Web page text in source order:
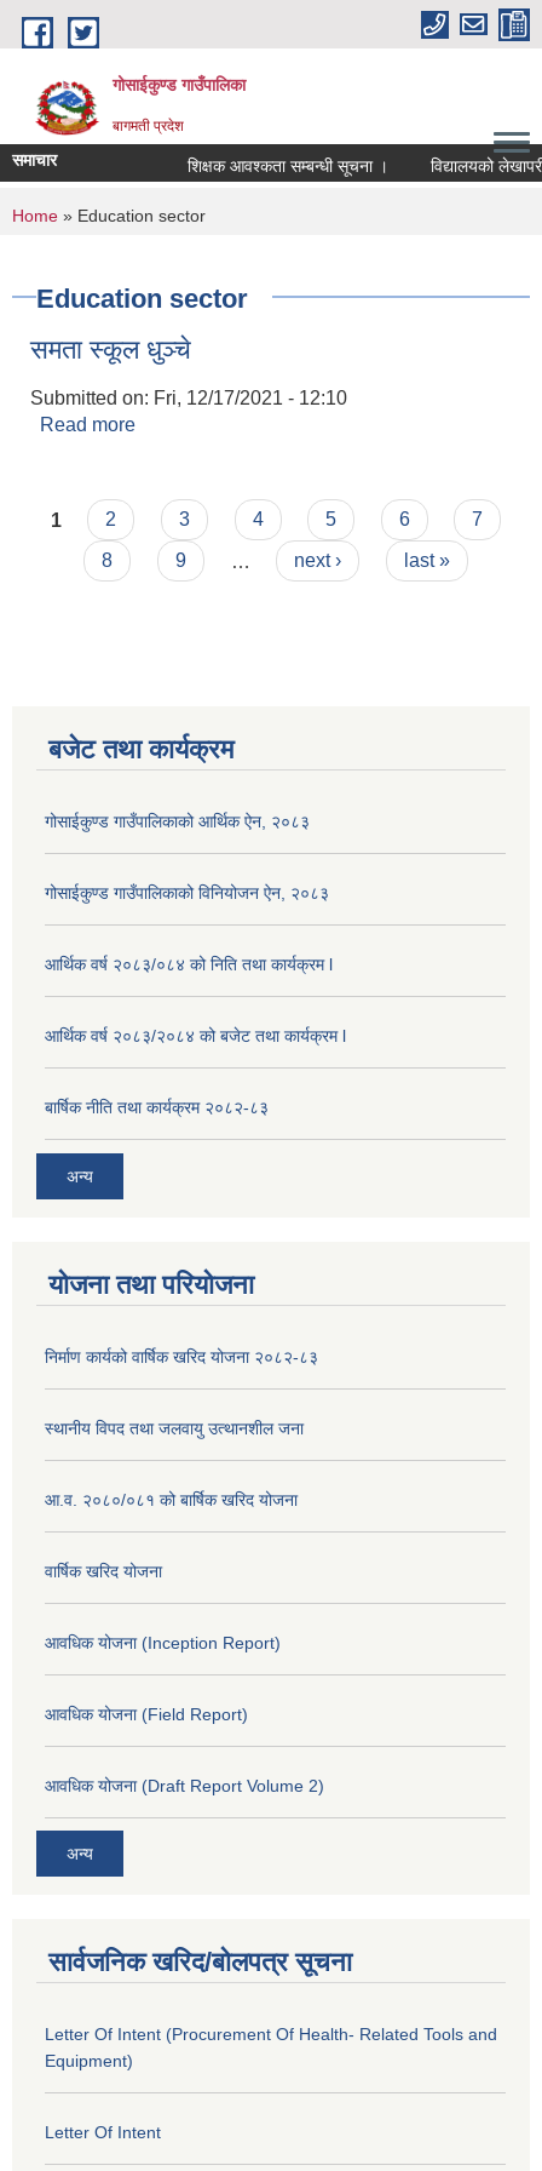
Skip to main content
गोसाईकुण्ड गाउँपालिका
बागमती प्रदेश
समाचार शिक्षक आवश्कता सम्बन्धी सूचना । विद्यालयको
You are here
Home » Education sector
Education sector
समता स्कूल धुञ्चे
Submitted on: Fri, 12/17/2021 - 12:10
Read more
Pages
1 2 3 4 5 6
7
8
9 next › last »
बजेट तथा कार्यक्रम
गोसाईकुण्ड गाउँपालिकाको आर्थिक ऐन, २०८३
गोसाईकुण्ड गाउँपालिकाको विनियोजन ऐन, २०८३
आर्थिक वर्ष २०८३/०८४ को निति तथा कार्यक्रम l
आर्थिक वर्ष २०८३/२०८४ को बजेट तथा कार्यक्रम l
बार्षिक नीति तथा कार्यक्रम २०८२-८३
अन्य
योजना तथा परियोजना
निर्माण कार्यको वार्षिक खरिद योजना २०८२-८३
स्थानीय विपद तथा जलवायु उत्थानशील जना
आ.व. २०८०/०८१ को बार्षिक खरिद योजना
वार्षिक खरिद योजना
आवधिक योजना (Inception Report)
आवधिक योजना (Field Report)
आवधिक योजना (Draft Report Volume 2)
अन्य
सार्वजनिक खरिद/बोलपत्र सूचना
Letter Of Intent (Procurement Of Health- Related Tools and
Equipment)
Letter Of Intent